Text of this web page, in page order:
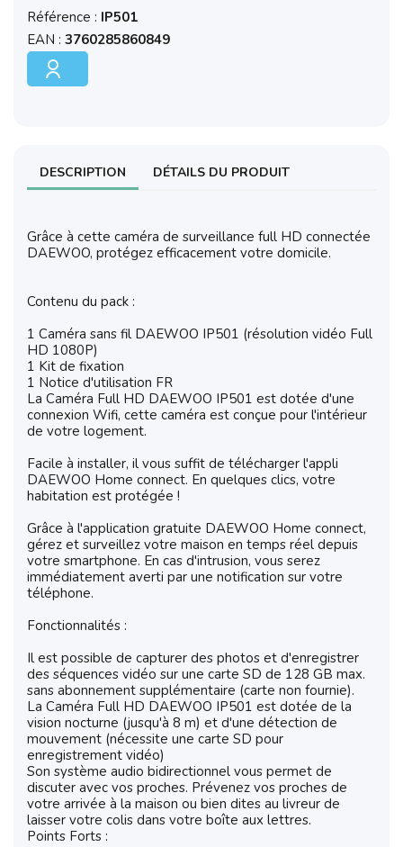
Référence : IP501
EAN : 3760285860849
DESCRIPTION DÉTAILS DU PRODUIT
Grâce à cette caméra de surveillance full HD connectée
DAEWOO, protégez efficacement votre domicile.
Contenu du pack :
1 Caméra sans fil DAEWOO IP501 (résolution vidéo Full
HD 1080P)
1 Kit de fixation
1 Notice d'utilisation FR
La Caméra Full HD DAEWOO IP501 est dotée d'une
connexion Wifi, cette caméra est conçue pour l'intérieur
de votre logement.
Facile à installer, il vous suffit de télécharger l'appli
DAEWOO Home connect. En quelques clics, votre
habitation est protégée !
Grâce à l'application gratuite DAEWOO Home connect,
gérez et surveillez votre maison en temps réel depuis
votre smartphone. En cas d'intrusion, vous serez
immédiatement averti par une notification sur votre
téléphone.
Fonctionnalités :
Il est possible de capturer des photos et d'enregistrer
des séquences vidéo sur une carte SD de 128 GB max.
sans abonnement supplémentaire (carte non fournie).
La Caméra Full HD DAEWOO IP501 est dotée de la
vision nocturne (jusqu'à 8 m) et d'une détection de
mouvement (nécessite une carte SD pour
enregistrement vidéo)
Son système audio bidirectionnel vous permet de
discuter avec vos proches. Prévenez vos proches de
votre arrivée à la maison ou bien dites au livreur de
laisser votre colis dans votre boîte aux lettres.
Points Forts :